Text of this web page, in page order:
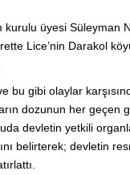
üyesi Süleyman
Lice’nin Darakol
bu gibi olaylar
dozunun her geçen
devletin yetkili
belirterek; devletin